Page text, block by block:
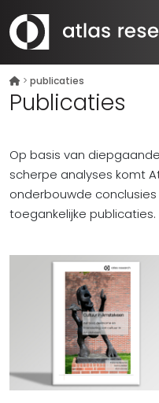
> publicaties
Publicaties
Op basis van
scherpe analyses komt
onderbouwde
toegankelijke publicaties.